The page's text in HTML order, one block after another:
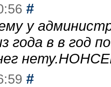
#
у
года в в год
#